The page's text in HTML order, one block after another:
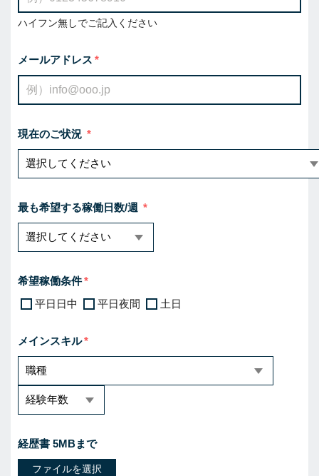
ハイフン無しでご記入ください
メールアドレス
現在のご状況
最も希望する稼働日数/週
希望稼働条件
平日日中
平日夜間 土日
メインスキル
経歴書 5MBまで
ファイルを選択